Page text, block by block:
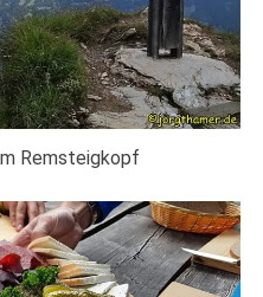
Remsteigkopf